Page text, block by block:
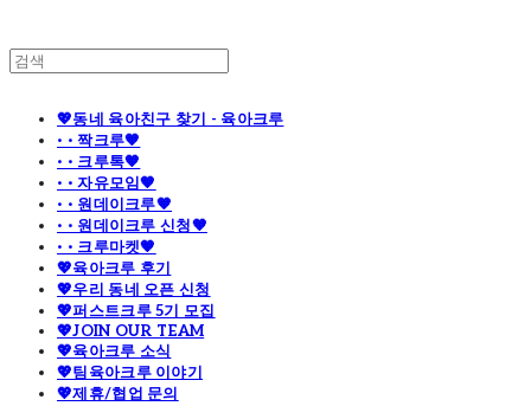
💖동네 육아친구 찾기 - 육아크루
· · 짝크루🧡
· · 크루톡🧡
· · 자유모임🧡
· · 원데이크루🧡
· · 원데이크루 신청🧡
· · 크루마켓🧡
💖육아크루 후기
💖우리 동네 오픈 신청
💖퍼스트크루 5기 모집
💖JOIN OUR TEAM
💖육아크루 소식
💖팀육아크루 이야기
💖제휴/협업 문의